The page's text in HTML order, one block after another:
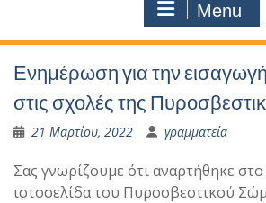
Menu
Ενημέρωση για την
στις σχολές της
21 Μαρτίου, 2022 γραμματεία
Σας γνωρίζουμε ότι αναρτήθηκε
ιστοσελίδα του Πυροσβεστικού